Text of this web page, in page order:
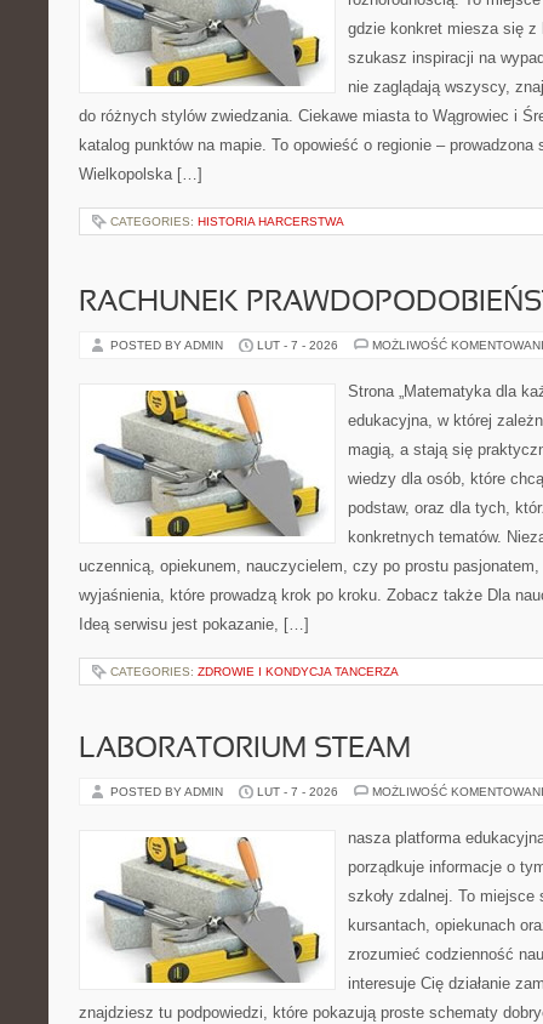
gdzie konkret miesza się
szukasz inspiracji na
nie zaglądają wszyscy,
do różnych stylów zwiedzania. Ciekawe miasta to Wągrowiec i
katalog punktów na mapie. To opowieść o regionie – prowadzona
Wielkopolska […]
CATEGORIES: HISTORIA HARCERSTWA
RACHUNEK
POSTED BY ADMIN LUT - 7 - 2026 MOŻLIWOŚĆ
Strona „Matematyka dla
edukacyjna, w której
magią, a stają się
wiedzy dla osób, które
podstaw, oraz dla tych,
konkretnych tematów.
uczennicą, opiekunem, nauczycielem, czy po prostu
wyjaśnienia, które prowadzą krok po kroku. Zobacz także Dla
Ideą serwisu jest pokazanie, […]
CATEGORIES: ZDROWIE I KONDYCJA TANCERZA
LABORATORIUM STEAM
POSTED BY ADMIN LUT - 7 - 2026 MOŻLIWOŚĆ
nasza platforma
porządkuje informacje o
szkoły zdalnej. To
kursantach, opiekunach
zrozumieć codzienność
interesuje Cię działanie
znajdziesz tu podpowiedzi, które pokazują proste schematy